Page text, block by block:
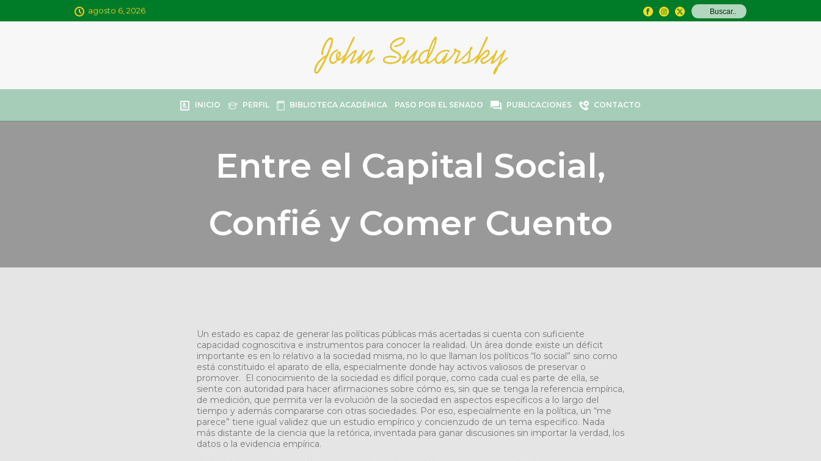
agosto 6, 2026
INICIO PERFIL BIBLIOTECA ACADÉMICA PASO POR EL SENADO PUBLICACIONES CONTACTO
Entre el Capital Social,
Confié y Comer Cuento
Un estado es capaz de generar las políticas públicas más acertadas si cuenta con suficiente
capacidad cognoscitiva e instrumentos para conocer la realidad. Un área donde existe un déficit
importante es en lo relativo a la sociedad misma, no lo que llaman los políticos “lo social” sino como
está constituido el aparato de ella, especialmente donde hay activos valiosos de preservar o
promover. El conocimiento de la sociedad es difícil porque, como cada cual es parte de ella, se
siente con autoridad para hacer afirmaciones sobre cómo es, sin que se tenga la referencia empírica,
de medición, que permita ver la evolución de la sociedad en aspectos específicos a lo largo del
tiempo y además compararse con otras sociedades. Por eso, especialmente en la política, un “me
parece” tiene igual validez que un estudio empírico y concienzudo de un tema especifico. Nada
más distante de la ciencia que la retórica, inventada para ganar discusiones sin importar la verdad, los
datos o la evidencia empírica.